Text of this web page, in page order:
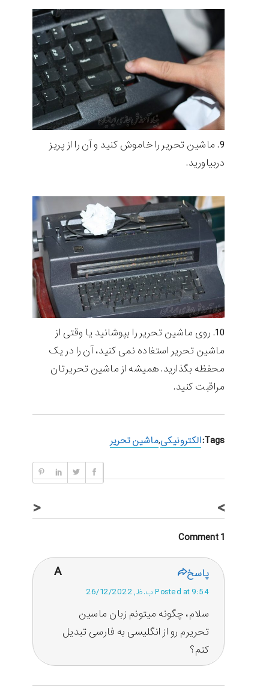
ماشین تحریر را خاموش کنید و آن را از پریز
دربیاورید.
روی ماشین تحریر را بپوشانید یا وقتی از
ماشین تحریر استفاده نمی کنید، آن را در یک
محفظه بگذارید. همیشه از ماشین تحریرتان
مراقبت کنید.
Tags: الکترونیکی,ماشین تحریر
< >
1 Comment
A پاسخ
Posted at 9:54 ب.ظ, 26/12/2022
سلام، چگونه میتونم زبان ماسین
تحریرم رو از انگلیسی به فارسی تبدیل
کنم؟